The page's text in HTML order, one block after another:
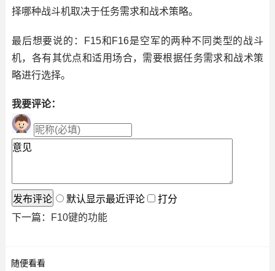
择哪种战斗机取决于任务需求和战术策略。
最后想要说的：F15和F16是空军的两种不同类型的战斗
机，各有其优点和适用场合，需要根据任务需求和战术策
略进行选择。
我要评论：
默认显示最近评论
打分
下一篇：
F10键的功能
随便看看